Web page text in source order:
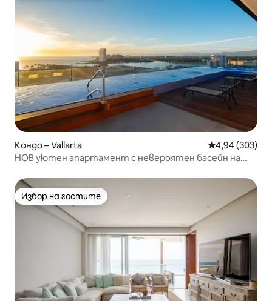
Кондо – Vallarta Средна
4,94 (303)
НОВ уютен апартамент с невероятен басейн на
Избор на гостите
Избор на гостите